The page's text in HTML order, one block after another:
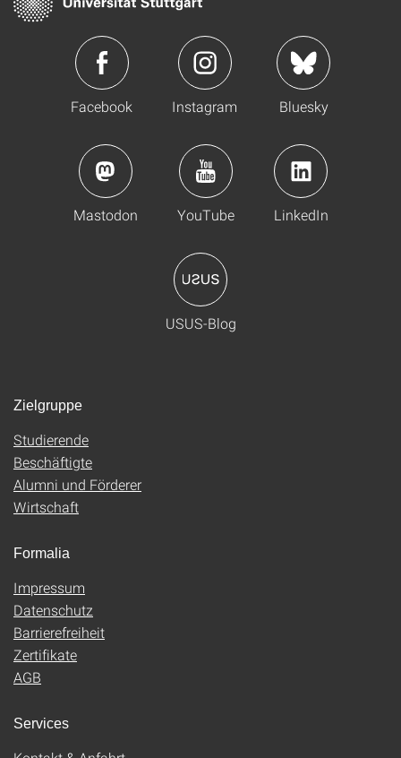
Facebook Instagram Bluesky
Mastodon YouTube LinkedIn
USUS-Blog
Zielgruppe
Studierende
Beschäftigte
Alumni und Förderer
Wirtschaft
Formalia
Impressum
Datenschutz
Barrierefreiheit
Zertifikate
AGB
Services